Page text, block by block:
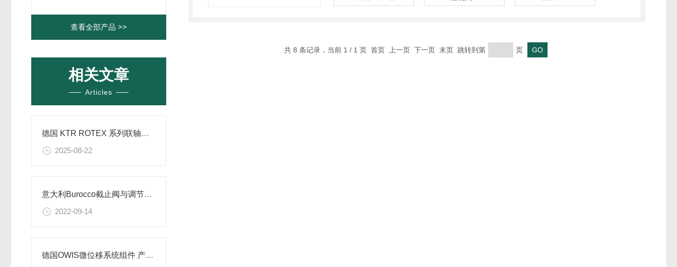
查看全部产品 >>
相关文章
Articles
德国 KTR ROTEX 系列联轴器介绍​
2025-08-22
意大利Burocco截止阀与调节阀的区别
2022-09-14
德国OWIS微位移系统组件 产品特点及应用场景解析
共 8 条记录，当前 1 / 1 页 首页 上一页 下一页 末页 跳转到第 页